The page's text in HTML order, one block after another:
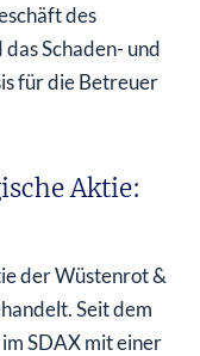
des
Schaden- und
für die Betreuer
Aktie:
der Wüstenrot &
Seit dem
SDAX mit einer